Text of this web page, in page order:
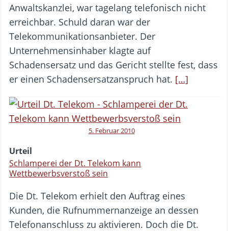
Anwaltskanzlei, war tagelang telefonisch nicht
erreichbar. Schuld daran war der
Telekommunikationsanbieter. Der
Unternehmensinhaber klagte auf
Schadensersatz und das Gericht stellte fest, dass
er einen Schadensersatzanspruch hat. […]
5. Februar 2010
Urteil
Schlamperei der Dt. Telekom kann
Wettbewerbsverstoß sein
Die Dt. Telekom erhielt den Auftrag eines
Kunden, die Rufnummernanzeige an dessen
Telefonanschluss zu aktivieren. Doch die Dt.